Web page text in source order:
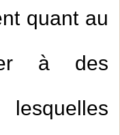
quant au
à des